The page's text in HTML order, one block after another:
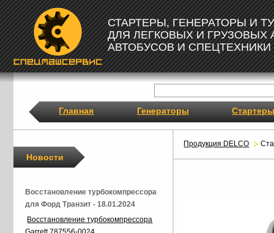
СТАРТЕРЫ, ГЕНЕРАТОРЫ И
ДЛЯ ЛЕГКОВЫХ И ГРУЗОВЫХ
АВТОБУСОВ И СПЕЦТЕХНИКИ
Главная Генераторы Стартеры
Продукция DELCO
Новости
Восстановление турбокомпрессора
для Форд Транзит - 18.01.2024
Восстановление турбокомпрессора